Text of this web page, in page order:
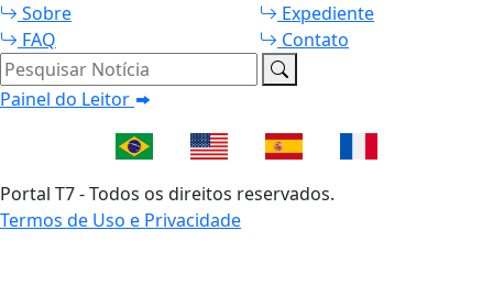
Sobre
Expediente
FAQ
Contato
Pesquisar Notícia
Painel do Leitor
Portal T7 - Todos os direitos reservados.
Termos de Uso e Privacidade